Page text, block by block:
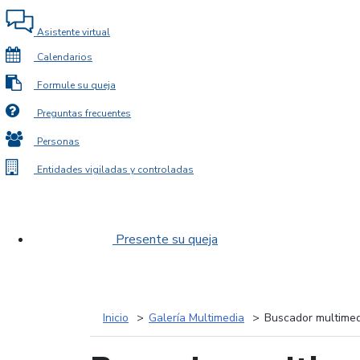
Asistente virtual
Calendarios
Formule su queja
Preguntas frecuentes
Personas
Entidades vigiladas y controladas
Presente su queja
Inicio Galería Multimedia Buscador